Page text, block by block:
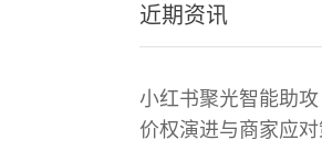
近期资讯
小红书聚光智能助
价权演进与商家应